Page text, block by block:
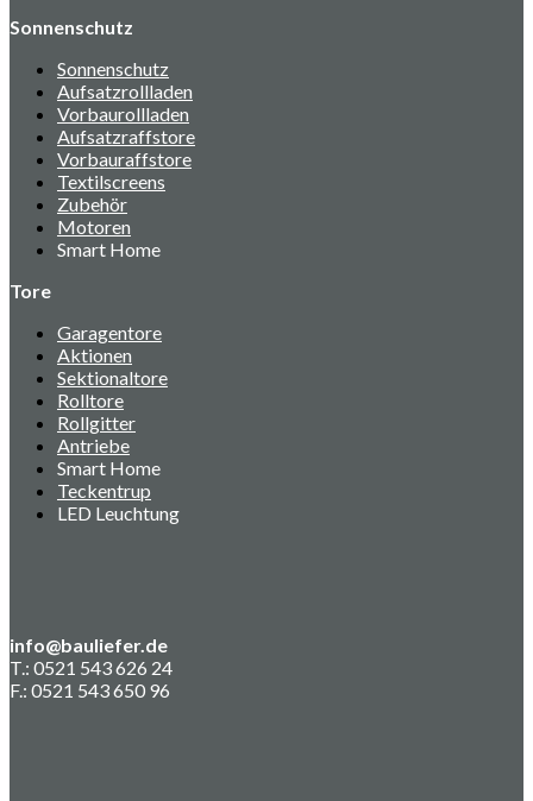
Sonnenschutz
Sonnenschutz
Aufsatzrollladen
Vorbaurollladen
Aufsatzraffstore
Vorbauraffstore
Textilscreens
Zubehör
Motoren
Smart Home
Tore
Garagentore
Aktionen
Sektionaltore
Rolltore
Rollgitter
Antriebe
Smart Home
Teckentrup
LED Leuchtung
info@bauliefer.de
T.: 0521 543 626 24
F.: 0521 543 650 96